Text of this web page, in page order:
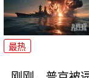
最热